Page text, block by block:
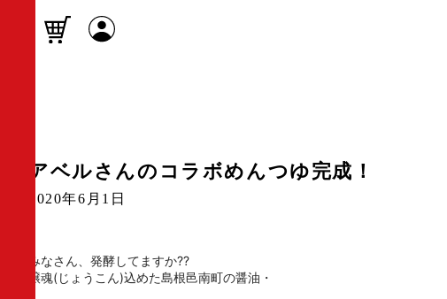
アベルさんのコラボめんつゆ完成！
2020年6月1日
みなさん、発酵してますか??
醸魂(じょうこん)込めた島根邑南町の醤油・